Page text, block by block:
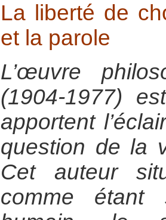
La liberté de
et la parole
L’œuvre
(1904-1977)
apportent
question de la
Cet auteur
comme étant